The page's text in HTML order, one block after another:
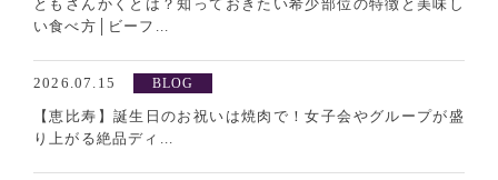
ともさんかくとは？知っておきたい希少部位の特徴と美味し
い食べ方│ビーフ...
2026.07.15 BLOG
【恵比寿】誕生日のお祝いは焼肉で！女子会やグループが盛
り上がる絶品ディ...